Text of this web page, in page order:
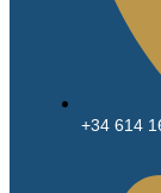
+34 614